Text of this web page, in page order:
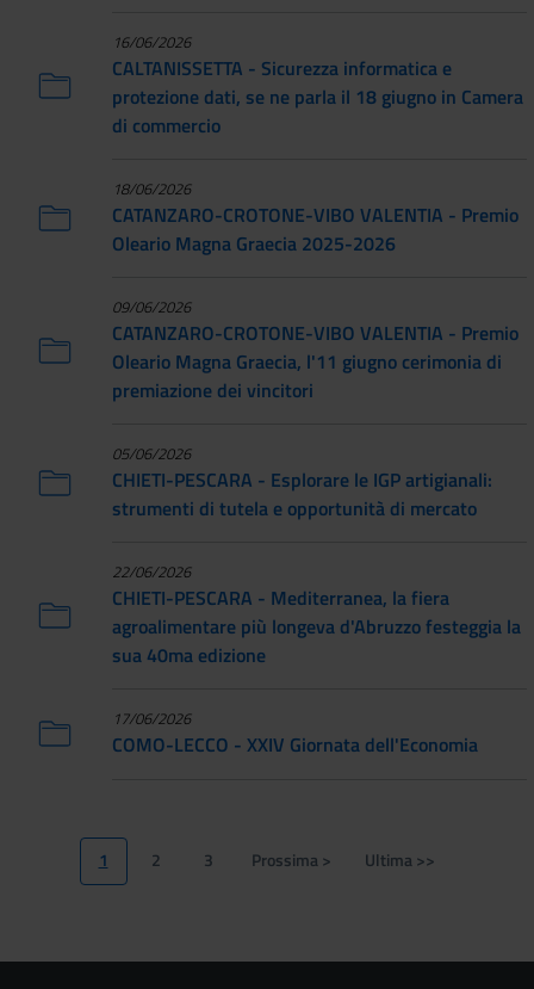
16/06/2026
CALTANISSETTA - Sicurezza informatica e
protezione dati, se ne parla il 18 giugno in Camera
di commercio
18/06/2026
CATANZARO-CROTONE-VIBO VALENTIA - Premio
Oleario Magna Graecia 2025-2026
09/06/2026
CATANZARO-CROTONE-VIBO VALENTIA - Premio
Oleario Magna Graecia, l'11 giugno cerimonia di
premiazione dei vincitori
05/06/2026
CHIETI-PESCARA - Esplorare le IGP artigianali:
strumenti di tutela e opportunità di mercato
22/06/2026
CHIETI-PESCARA - Mediterranea, la fiera
agroalimentare più longeva d'Abruzzo festeggia la
sua 40ma edizione
17/06/2026
COMO-LECCO - XXIV Giornata dell'Economia
Paginazione
Pagina
attuale
1 Page
2 Page
3 Pagina
Prossima > Ultima
Ultima >>